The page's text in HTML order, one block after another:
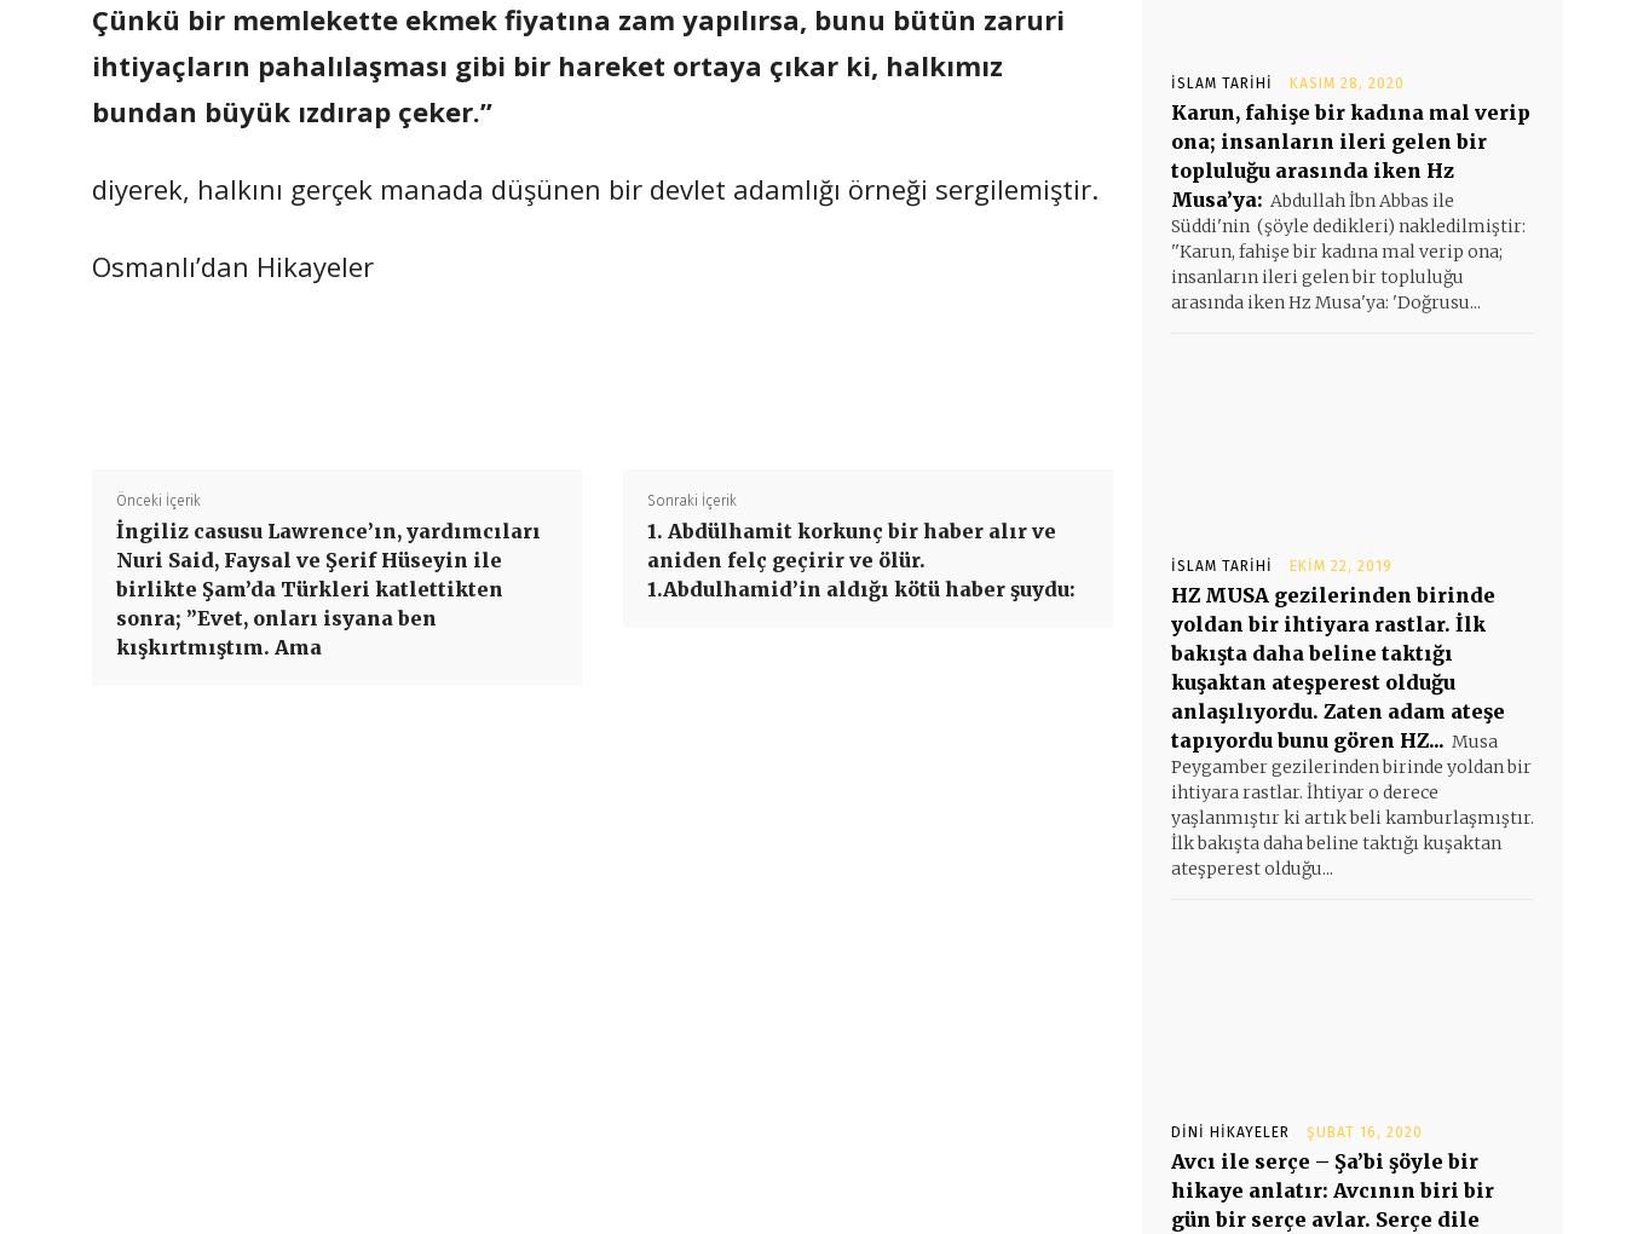
Çünkü bir memlekette ekmek fiyatına zam yapılırsa, bunu bütün zaruri
ihtiyaçların pahalılaşması gibi bir hareket ortaya çıkar ki, halkımız
bundan büyük ızdırap çeker.”
diyerek, halkını gerçek manada düşünen bir devlet adamlığı örneği sergilemiştir.
Osmanlı’dan Hikayeler
Önceki İçerik
İngiliz casusu Lawrence’ın, yardımcıları
Nuri Said, Faysal ve Şerif Hüseyin ile
birlikte Şam’da Türkleri katlettikten
sonra; ”Evet, onları isyana ben
kışkırtmıştım. Ama
Sonraki İçerik
1. Abdülhamit korkunç bir haber alır ve
aniden felç geçirir ve ölür.
1.Abdulhamid’in aldığı kötü haber şuydu:
İSLAM TARIHI KASIM 28, 2020
Karun, fahişe bir kadına mal verip
ona; insanların ileri gelen bir
topluluğu arasında iken Hz
Musa’ya: Abdullah İbn Abbas ile
Süddi'nin (şöyle dedikleri) nakledilmiştir:
''Karun, fahişe bir kadına mal verip ona;
insanların ileri gelen bir topluluğu
arasında iken Hz Musa'ya: 'Doğrusu...
İSLAM TARIHI EKIM 22, 2019
HZ MUSA gezilerinden birinde
yoldan bir ihtiyara rastlar. İlk
bakışta daha beline taktığı
kuşaktan ateşperest olduğu
anlaşılıyordu. Zaten adam ateşe
tapıyordu bunu gören HZ... Musa
Peygamber gezilerinden birinde yoldan bir
ihtiyara rastlar. İhtiyar o derece
yaşlanmıştır ki artık beli kamburlaşmıştır.
İlk bakışta daha beline taktığı kuşaktan
ateşperest olduğu...
DINI HIKAYELER ŞUBAT 16, 2020
Avcı ile serçe – Şa’bi şöyle bir
hikaye anlatır: Avcının biri bir
gün bir serçe avlar. Serçe dile